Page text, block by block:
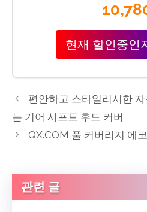
현재 할인중인
편안하고 스타일리시한
는 기어 시프트 후드 커버
QX.COM 풀 커버리지 에
관련 글